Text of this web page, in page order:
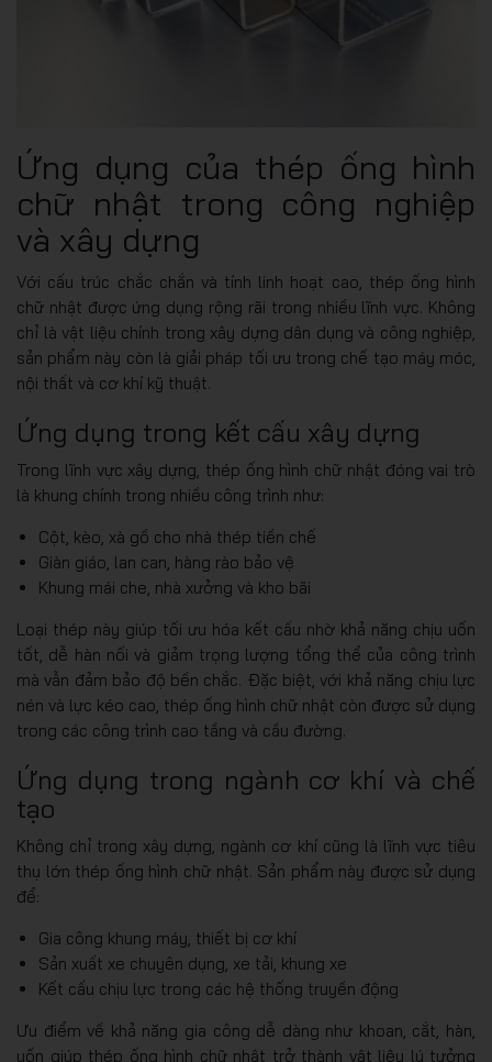
Ứng dụng của thép ống hình
chữ nhật trong công nghiệp
và xây dựng
Với cấu trúc chắc chắn và tính linh hoạt cao, thép ống hình
chữ nhật được ứng dụng rộng rãi trong nhiều lĩnh vực. Không
chỉ là vật liệu chính trong xây dựng dân dụng và công nghiệp,
sản phẩm này còn là giải pháp tối ưu trong chế tạo máy móc,
nội thất và cơ khí kỹ thuật.
Ứng dụng trong kết cấu xây dựng
Trong lĩnh vực xây dựng, thép ống hình chữ nhật đóng vai trò
là khung chính trong nhiều công trình như:
Cột, kèo, xà gồ cho nhà thép tiền chế
Giàn giáo, lan can, hàng rào bảo vệ
Khung mái che, nhà xưởng và kho bãi
Loại thép này giúp tối ưu hóa kết cấu nhờ khả năng chịu uốn
tốt, dễ hàn nối và giảm trọng lượng tổng thể của công trình
mà vẫn đảm bảo độ bền chắc. Đặc biệt, với khả năng chịu lực
nén và lực kéo cao, thép ống hình chữ nhật còn được sử dụng
trong các công trình cao tầng và cầu đường.
Ứng dụng trong ngành cơ khí và chế
tạo
Không chỉ trong xây dựng, ngành cơ khí cũng là lĩnh vực tiêu
thụ lớn thép ống hình chữ nhật. Sản phẩm này được sử dụng
để:
Gia công khung máy, thiết bị cơ khí
Sản xuất xe chuyên dụng, xe tải, khung xe
Kết cấu chịu lực trong các hệ thống truyền động
Ưu điểm về khả năng gia công dễ dàng như khoan, cắt, hàn,
uốn giúp thép ống hình chữ nhật trở thành vật liệu lý tưởng